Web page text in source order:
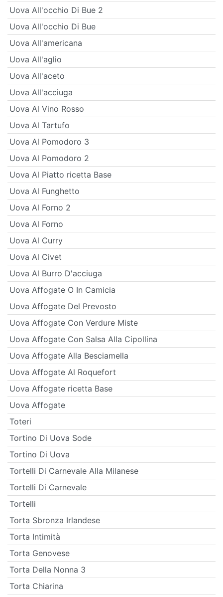
Uova All'occhio Di Bue 2
Uova All'occhio Di Bue
Uova All'americana
Uova All'aglio
Uova All'aceto
Uova All'acciuga
Uova Al Vino Rosso
Uova Al Tartufo
Uova Al Pomodoro 3
Uova Al Pomodoro 2
Uova Al Piatto ricetta Base
Uova Al Funghetto
Uova Al Forno 2
Uova Al Forno
Uova Al Curry
Uova Al Civet
Uova Al Burro D'acciuga
Uova Affogate O In Camicia
Uova Affogate Del Prevosto
Uova Affogate Con Verdure Miste
Uova Affogate Con Salsa Alla Cipollina
Uova Affogate Alla Besciamella
Uova Affogate Al Roquefort
Uova Affogate ricetta Base
Uova Affogate
Toteri
Tortino Di Uova Sode
Tortino Di Uova
Tortelli Di Carnevale Alla Milanese
Tortelli Di Carnevale
Tortelli
Torta Sbronza Irlandese
Torta Intimità
Torta Genovese
Torta Della Nonna 3
Torta Chiarina